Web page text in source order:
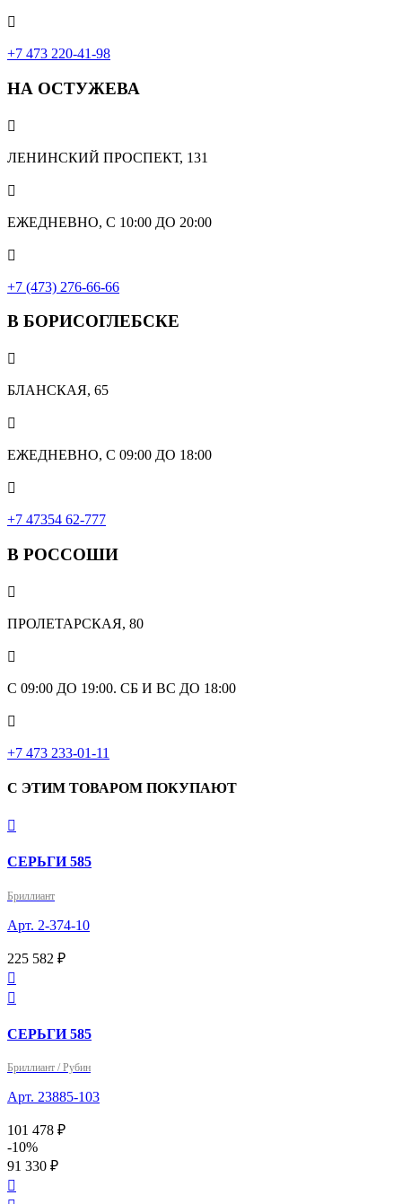

+7 473 220-41-98
НА ОСТУЖЕВА

ЛЕНИНСКИЙ ПРОСПЕКТ, 131

ЕЖЕДНЕВНО, С 10:00 ДО 20:00

+7 (473) 276-66-66
В БОРИСОГЛЕБСКЕ

БЛАНСКАЯ, 65

ЕЖЕДНЕВНО, С 09:00 ДО 18:00

‎+7 47354 62-777
В РОССОШИ

ПРОЛЕТАРСКАЯ, 80

С 09:00 ДО 19:00. СБ И ВС ДО 18:00

+7 473 233-01-11
С ЭТИМ ТОВАРОМ ПОКУПАЮТ

СЕРЬГИ 585
Бриллиант
Арт. 2-374-10
225 582 ₽


СЕРЬГИ 585
Бриллиант / Рубин
Арт. 23885-103
101 478 ₽
-10%
91 330 ₽
